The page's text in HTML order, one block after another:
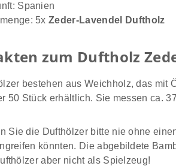
Spanien
5xZeder-Lavendel Duftholz
zum Duftholz
bestehen aus Weichholz, das mit
50 Stück erhältlich. Sie messen ca.
Sie die Dufthölzer bitte nie ohne
könnten. Die abgebildete
aber nicht als Spielzeug!